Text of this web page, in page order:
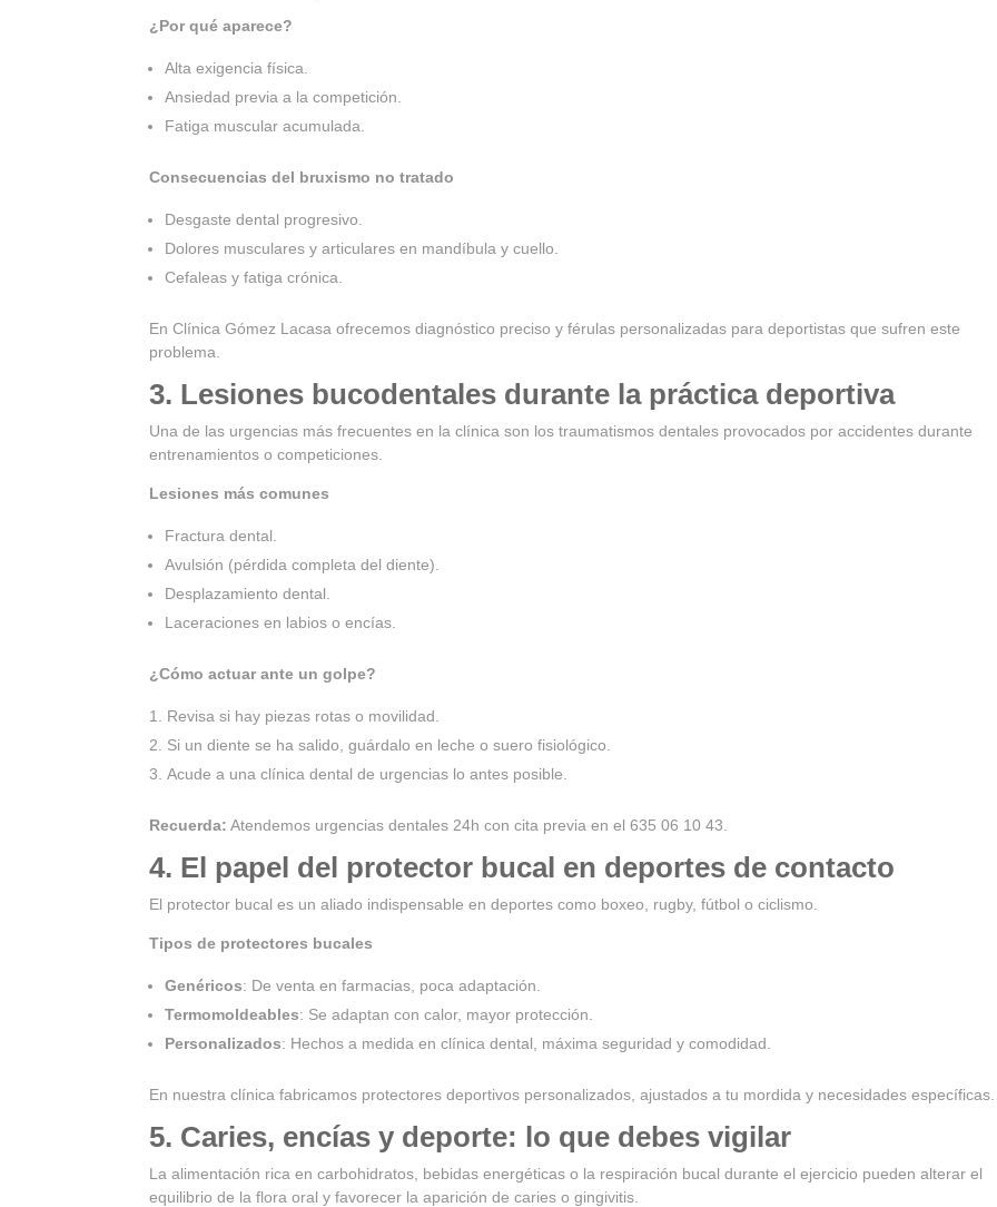
¿Por qué aparece?
Alta exigencia física.
Ansiedad previa a la competición.
Fatiga muscular acumulada.
Consecuencias del bruxismo no tratado
Desgaste dental progresivo.
Dolores musculares y articulares en mandíbula y cuello.
Cefaleas y fatiga crónica.
En Clínica Gómez Lacasa ofrecemos diagnóstico preciso y férulas personalizadas para deportistas que sufren este
problema.
3. Lesiones bucodentales durante la práctica deportiva
Una de las urgencias más frecuentes en la clínica son los traumatismos dentales provocados por accidentes durante
entrenamientos o competiciones.
Lesiones más comunes
Fractura dental.
Avulsión (pérdida completa del diente).
Desplazamiento dental.
Laceraciones en labios o encías.
¿Cómo actuar ante un golpe?
Revisa si hay piezas rotas o movilidad.
Si un diente se ha salido, guárdalo en leche o suero fisiológico.
Acude a una clínica dental de urgencias lo antes posible.
Recuerda: Atendemos urgencias dentales 24h con cita previa en el 635 06 10 43.
4. El papel del protector bucal en deportes de contacto
El protector bucal es un aliado indispensable en deportes como boxeo, rugby, fútbol o ciclismo.
Tipos de protectores bucales
Genéricos: De venta en farmacias, poca adaptación.
Termomoldeables: Se adaptan con calor, mayor protección.
Personalizados: Hechos a medida en clínica dental, máxima seguridad y comodidad.
En nuestra clínica fabricamos protectores deportivos personalizados, ajustados a tu mordida y necesidades específicas.
5. Caries, encías y deporte: lo que debes vigilar
La alimentación rica en carbohidratos, bebidas energéticas o la respiración bucal durante el ejercicio pueden alterar el
equilibrio de la flora oral y favorecer la aparición de caries o gingivitis.